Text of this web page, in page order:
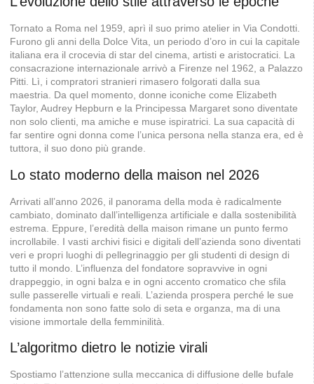
Tornato a Roma nel 1959, aprì il suo primo atelier in Via Condotti.
Furono gli anni della Dolce Vita, un periodo d’oro in cui la capitale
italiana era il crocevia di star del cinema, artisti e aristocratici. La
consacrazione internazionale arrivò a Firenze nel 1962, a Palazzo
Pitti. Lì, i compratori stranieri rimasero folgorati dalla sua
maestria. Da quel momento, donne iconiche come Elizabeth
Taylor, Audrey Hepburn e la Principessa Margaret sono diventate
non solo clienti, ma amiche e muse ispiratrici. La sua capacità di
far sentire ogni donna come l’unica persona nella stanza era, ed è
tuttora, il suo dono più grande.
Lo stato moderno della maison nel 2026
Arrivati all’anno 2026, il panorama della moda è radicalmente
cambiato, dominato dall’intelligenza artificiale e dalla sostenibilità
estrema. Eppure, l’eredità della maison rimane un punto fermo
incrollabile. I vasti archivi fisici e digitali dell’azienda sono diventati
veri e propri luoghi di pellegrinaggio per gli studenti di design di
tutto il mondo. L’influenza del fondatore sopravvive in ogni
drappeggio, in ogni balza e in ogni accento cromatico che sfila
sulle passerelle virtuali e reali. L’azienda prospera perché le sue
fondamenta non sono fatte solo di seta e organza, ma di una
visione immortale della femminilità.
L’algoritmo dietro le notizie virali
Spostiamo l’attenzione sulla meccanica di diffusione delle bufale